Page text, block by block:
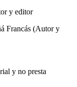
y editor
Francás (Autor y
y no presta